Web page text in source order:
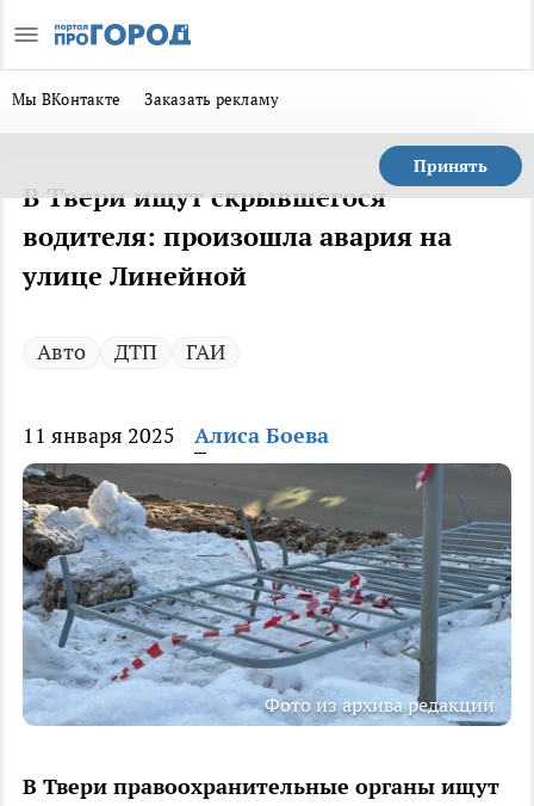
Мы ВКонтакте Заказать рекламу
Принять
В Твери ищут скрывшегося
водителя: произошла авария на
улице Линейной
Авто ДТП ГАИ
11 января 2025 Алиса Боева
Фото из архива редакции
В Твери правоохранительные органы ищут